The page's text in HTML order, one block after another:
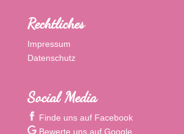
Rechtliches
Impressum
Datenschutz
Social Media
Finde uns auf Facebook
Bewerte uns auf Google